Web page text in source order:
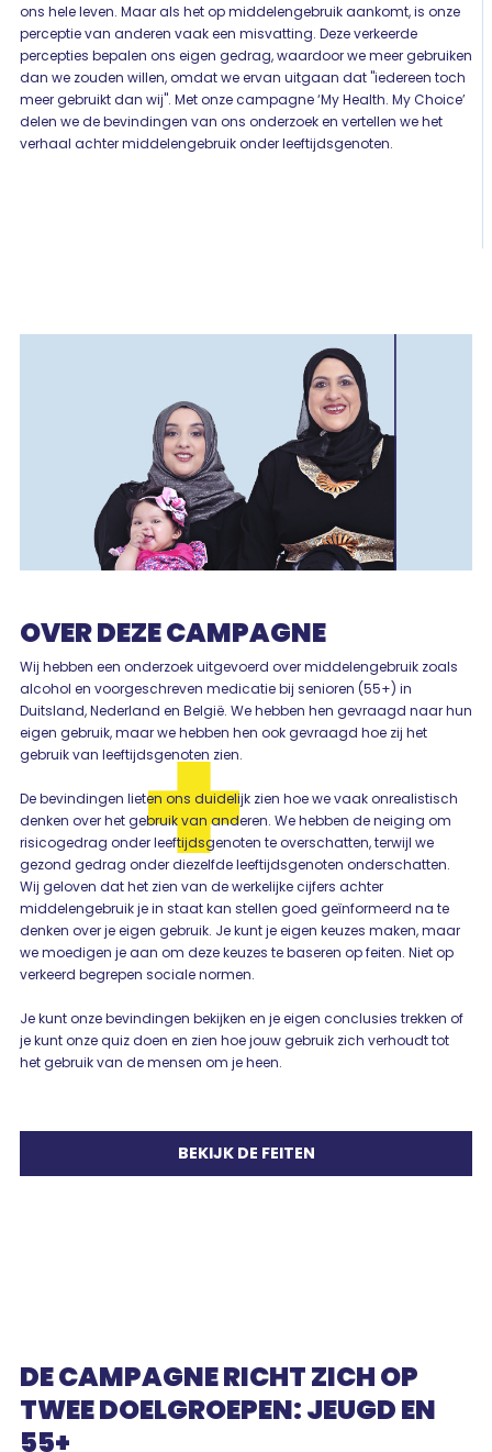
ons hele leven. Maar als het op middelengebruik aankomt, is onze
perceptie van anderen vaak een misvatting. Deze verkeerde
percepties bepalen ons eigen gedrag, waardoor we meer gebruiken
dan we zouden willen, omdat we ervan uitgaan dat "iedereen toch
meer gebruikt dan wij". Met onze campagne ‘My Health. My Choice’
delen we de bevindingen van ons onderzoek en vertellen we het
verhaal achter middelengebruik onder leeftijdsgenoten.
OVER DEZE CAMPAGNE
Wij hebben een onderzoek uitgevoerd over middelengebruik zoals
alcohol en voorgeschreven medicatie bij senioren (55+) in
Duitsland, Nederland en België. We hebben hen gevraagd naar hun
eigen gebruik, maar we hebben hen ook gevraagd hoe zij het
gebruik van leeftijdsgenoten zien.
De bevindingen lieten ons duidelijk zien hoe we vaak onrealistisch
denken over het gebruik van anderen. We hebben de neiging om
risicogedrag onder leeftijdsgenoten te overschatten, terwijl we
gezond gedrag onder diezelfde leeftijdsgenoten onderschatten.
Wij geloven dat het zien van de werkelijke cijfers achter
middelengebruik je in staat kan stellen goed geïnformeerd na te
denken over je eigen gebruik. Je kunt je eigen keuzes maken, maar
we moedigen je aan om deze keuzes te baseren op feiten. Niet op
verkeerd begrepen sociale normen.
Je kunt onze bevindingen bekijken en je eigen conclusies trekken of
je kunt onze quiz doen en zien hoe jouw gebruik zich verhoudt tot
het gebruik van de mensen om je heen.
BEKIJK DE FEITEN
DE CAMPAGNE RICHT ZICH OP
TWEE DOELGROEPEN: JEUGD EN
55+